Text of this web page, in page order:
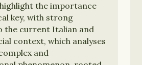
the importance
key, with strong
the current Italian and
context, which analyses
and